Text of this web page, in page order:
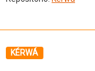
KÉRWÁ